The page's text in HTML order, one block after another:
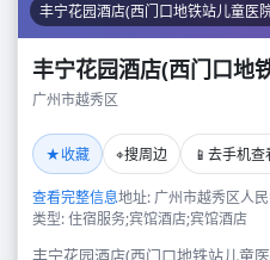
丰宁花园酒店(西门口地铁站儿童医
丰宁花园酒店(西门口地
广州市越秀区
★收藏 ⌖搜周边 📱 去手机查
查看完整信息地址: 广州市越秀区人
类型: 住宿服务;宾馆酒店;宾馆酒店
丰宁花园酒店(西门口地铁站儿童